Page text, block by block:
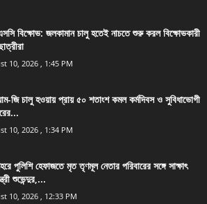
বিক্ষোভ: জলকামান চালু হতেই নাচতে শুরু করল বিক্ষোভকারী
10, 2026 , 1:45 PM
জি চালু হওয়ায় প্রায় ৫০ শতাংশ কমল কর্মদিবস ও সুবিধাভোগী
10, 2026 , 1:34 PM
পুলিশি হেফাজতে মৃত তৃণমূল নেতার পরিবারের সঙ্গে সাক্ষাৎ
শুভেন্দুর,...
10, 2026 , 12:33 PM